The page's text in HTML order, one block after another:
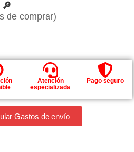
de comprar)
Atención
especializada
Pago seguro
Gastos de envío